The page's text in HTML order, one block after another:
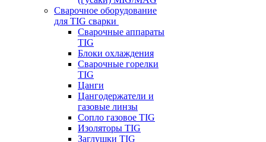
Сварочное оборудование
для TIG сварки
Сварочные аппараты
TIG
Блоки охлаждения
Сварочные горелки
TIG
Цанги
Цангодержатели и
газовые линзы
Сопло газовое TIG
Изоляторы TIG
Заглушки TIG